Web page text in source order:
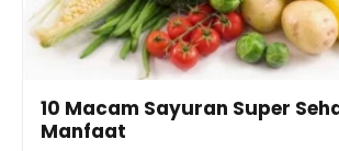
10 Macam Sayuran Super
Manfaat